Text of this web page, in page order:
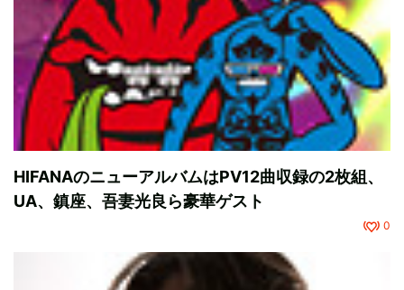
HIFANAのニューアルバムはPV12曲収録の2枚組、
UA、鎮座、吾妻光良ら豪華ゲスト
0